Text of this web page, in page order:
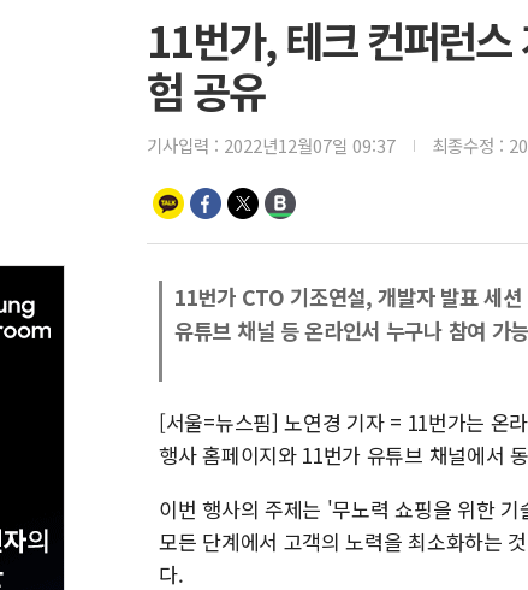
11번가, 테크 컨퍼런
험 공유
기사입력 : 2022년12월07일 09:37 최종수정 :
11번가 CTO 기조연설, 개발자 발표 세션
유튜브 채널 등 온라인서 누구나 참여 가능
[서울=뉴스핌] 노연경 기자 = 11번가는 온
행사 홈페이지와 11번가 유튜브 채널에서
이번 행사의 주제는 '무노력 쇼핑을 위한
모든 단계에서 고객의 노력을 최소화하는
다.